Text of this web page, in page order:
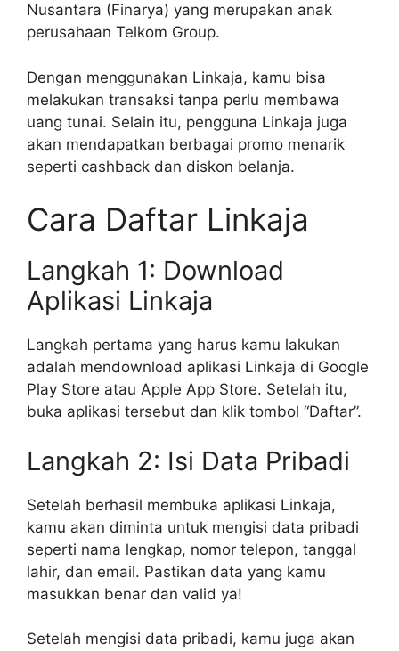
Nusantara (Finarya) yang merupakan anak
perusahaan Telkom Group.
Dengan menggunakan Linkaja, kamu bisa
melakukan transaksi tanpa perlu membawa
uang tunai. Selain itu, pengguna Linkaja juga
akan mendapatkan berbagai promo menarik
seperti cashback dan diskon belanja.
Cara Daftar Linkaja
Langkah 1: Download
Aplikasi Linkaja
Langkah pertama yang harus kamu lakukan
adalah mendownload aplikasi Linkaja di Google
Play Store atau Apple App Store. Setelah itu,
buka aplikasi tersebut dan klik tombol “Daftar”.
Langkah 2: Isi Data Pribadi
Setelah berhasil membuka aplikasi Linkaja,
kamu akan diminta untuk mengisi data pribadi
seperti nama lengkap, nomor telepon, tanggal
lahir, dan email. Pastikan data yang kamu
masukkan benar dan valid ya!
Setelah mengisi data pribadi, kamu juga akan